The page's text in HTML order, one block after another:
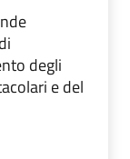
degli
e del